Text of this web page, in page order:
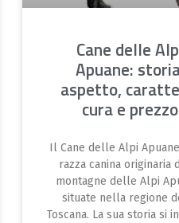
Cane delle
Apuane:
aspetto,
cura e prezzo
Il Cane delle Alpi
razza canina originaria
montagne delle Alpi
situate nella regione
Toscana. La sua storia si